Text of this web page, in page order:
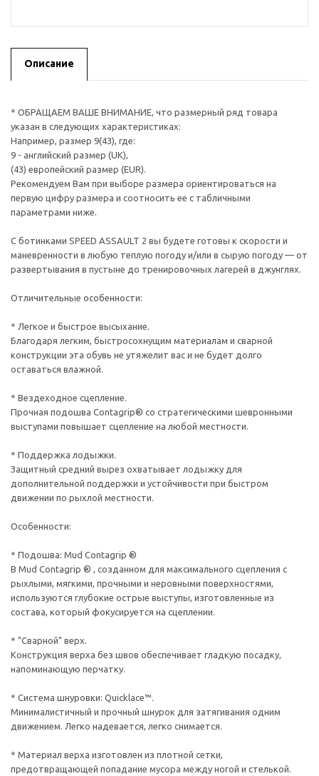
Описание
* ОБРАЩАЕМ ВАШЕ ВНИМАНИЕ, что размерный ряд товара
указан в следующих характеристиках:
Например, размер 9(43), где:
9 - английский размер (UK),
(43) европейский размер (EUR).
Рекомендуем Вам при выборе размера ориентироваться на
первую цифру размера и соотносить ее с табличными
параметрами ниже.
С ботинками SPEED ASSAULT 2 вы будете готовы к скорости и
маневренности в любую теплую погоду и/или в сырую погоду — от
развертывания в пустыне до тренировочных лагерей в джунглях.
Отличительные особенности:
* Легкое и быстрое высыхание.
Благодаря легким, быстросохнущим материалам и сварной
конструкции эта обувь не утяжелит вас и не будет долго
оставаться влажной.
* Вездеходное сцепление.
Прочная подошва Contagrip® со стратегическими шевронными
выступами повышает сцепление на любой местности.
* Поддержка лодыжки.
Защитный средний вырез охватывает лодыжку для
дополнительной поддержки и устойчивости при быстром
движении по рыхлой местности.
Особенности:
* Подошва: Mud Contagrip ®
В Mud Contagrip ® , созданном для максимального сцепления с
рыхлыми, мягкими, прочными и неровными поверхностями,
используются глубокие острые выступы, изготовленные из
состава, который фокусируется на сцеплении.
* "Сварной" верх.
Конструкция верха без швов обеспечивает гладкую посадку,
напоминающую перчатку.
* Система шнуровки: Quicklace™.
Минималистичный и прочный шнурок для затягивания одним
движением. Легко надевается, легко снимается.
* Материал верха изготовлен из плотной сетки,
предотвращающей попадание мусора между ногой и стелькой.